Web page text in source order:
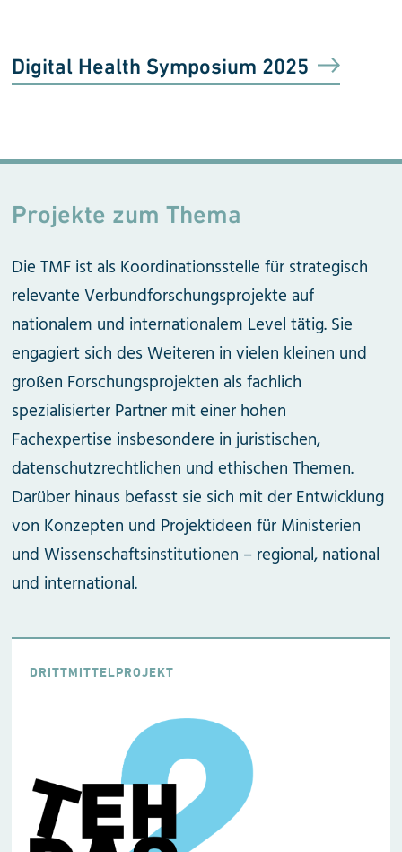
Digital Health Symposium 2025
Projekte zum Thema
Die TMF ist als Koordinationsstelle für strategisch
relevante Verbundforschungsprojekte auf
nationalem und internationalem Level tätig. Sie
engagiert sich des Weiteren in vielen kleinen und
großen Forschungsprojekten als fachlich
spezialisierter Partner mit einer hohen
Fachexpertise insbesondere in juristischen,
datenschutzrechtlichen und ethischen Themen.
Darüber hinaus befasst sie sich mit der Entwicklung
von Konzepten und Projektideen für Ministerien
und Wissenschaftsinstitutionen – regional, national
und international.
DRITTMITTELPROJEKT